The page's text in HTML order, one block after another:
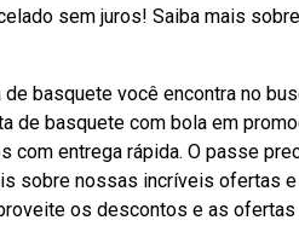
sem juros! Saiba mais
basquete você encontra no
de basquete com bola em
com entrega rápida. O passe
sobre nossas incríveis ofertas
os descontos e as